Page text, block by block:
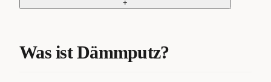
+
Was ist Dämmputz?